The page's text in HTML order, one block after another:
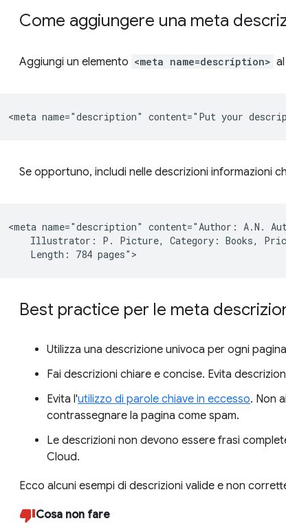
Come aggiungere una meta
Aggiungi un elemento <meta name=description> al
Se opportuno, includi nelle descrizioni informazioni
<meta name="description" content="Author: A.N.
Illustrator: P. Picture, Category: Books,
Best practice per le meta
Utilizza una descrizione univoca per ogni
Fai descrizioni chiare e concise. Evita
Evita l'utilizzo di parole chiave in eccesso. Non
contrassegnare la pagina come spam.
Le descrizioni non devono essere frasi
Cloud.
Ecco alcuni esempi di descrizioni valide e non
Cosa non fare